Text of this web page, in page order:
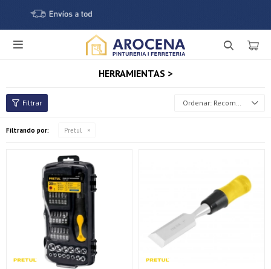

HERRAMIENTAS >
Recomendados
Filtrando por: Pretul